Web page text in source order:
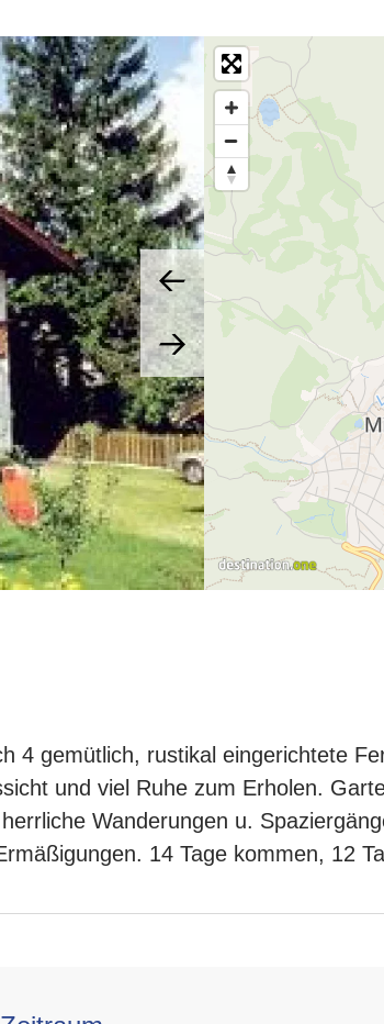
4 gemütlich, rustikal eingerichtete
und viel Ruhe zum Erholen.
Wanderungen u.
14 Tage kommen, 12